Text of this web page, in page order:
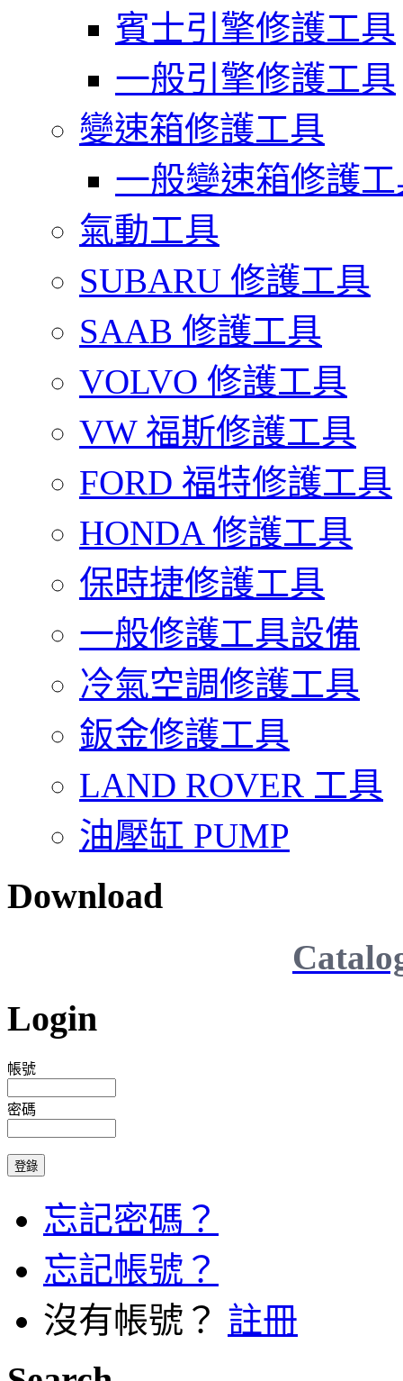
賓士引擎修護工具
一般引擎修護工具
變速箱修護工具
一般變速箱修護
氣動工具
SUBARU 修護工具
SAAB 修護工具
VOLVO 修護工具
VW 福斯修護工具
FORD 福特修護工具
HONDA 修護工具
保時捷修護工具
一般修護工具設備
冷氣空調修護工具
鈑金修護工具
LAND ROVER 工具
油壓缸 PUMP
Download
Login
帳號
密碼
忘記密碼？
忘記帳號？
沒有帳號？ 註冊